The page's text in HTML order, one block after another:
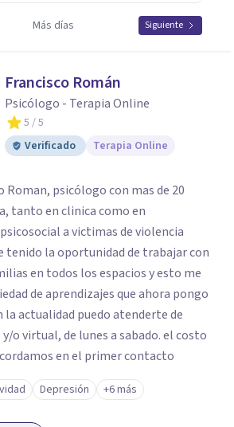
Más días Siguiente
Francisco Román
Psicólogo - Terapia Online
5 / 5
Verificado
Terapia Online
Roman, psicólogo con mas de 20
tanto en clinica como en
a victimas de violencia
tenido la oportunidad de trabajar con
en todos los espacios y esto me
de aprendizajes que ahora pongo
la actualidad puedo atenderte de
o virtual, de lunes a sabado. el costo
en el primer contacto
Depresión +6 más